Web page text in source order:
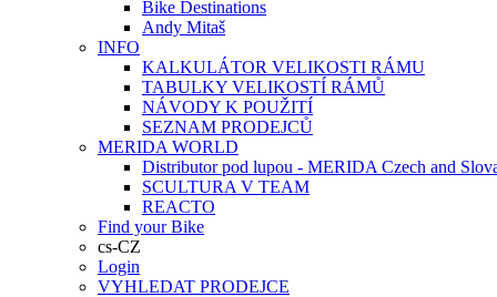
Bike Destinations
Andy Mitaš
INFO
KALKULÁTOR VELIKOSTI RÁMU
TABULKY VELIKOSTÍ RÁMŮ
NÁVODY K POUŽITÍ
SEZNAM PRODEJCŮ
MERIDA WORLD
Distributor pod lupou - MERIDA Czech and
SCULTURA V TEAM
REACTO
Find your Bike
cs-CZ
Login
VYHLEDAT PRODEJCE